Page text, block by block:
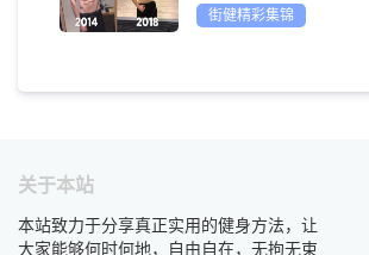
街健精彩集锦
关于本站
本站致力于分享真正实用的健身方法，让
大家能够何时何地，自由自在，无拘无束